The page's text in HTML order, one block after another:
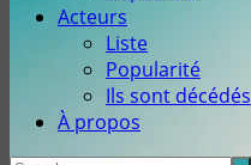
Acteurs
Liste
Popularité
Ils sont décédés
À propos